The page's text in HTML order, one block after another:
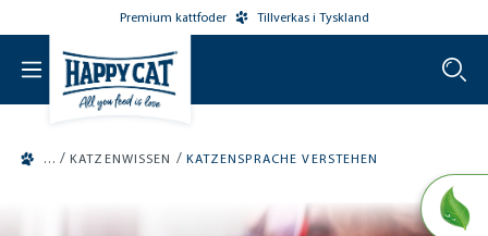
Premium kattfoder Tillverkas i Tyskland
/ KATZENWISSEN / KATZENSPRACHE VERSTEHEN